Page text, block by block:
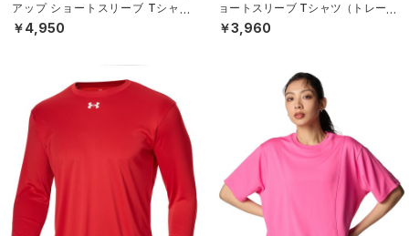
アップ ショートスリーブ Tシャツ
（トレーニング/WOMEN）
￥4,950
ョートスリーブ Tシャツ（トレーニ
ング/WOMEN）
￥3,960